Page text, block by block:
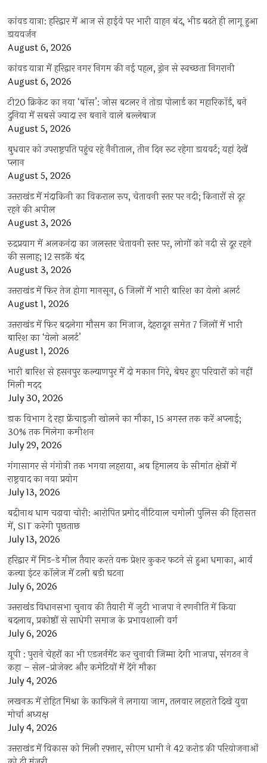
कांवड़ यात्रा: हरिद्वार में आज से हाईवे पर भारी वाहन बंद, भीड़ बढ़ते ही लागू हुआ
डायवर्जन
August 6, 2026
कांवड़ यात्रा में हरिद्वार नगर निगम की नई पहल, ड्रोन से स्वच्छता निगरानी
August 6, 2026
टी20 क्रिकेट का नया ‘बॉस’: जोस बटलर ने तोड़ा पोलार्ड का महारिकॉर्ड, बने
दुनिया में सबसे ज्यादा रन बनाने वाले बल्लेबाज
August 5, 2026
बुधवार को उपराष्ट्रपति पहुंच रहे नैनीताल, तीन दिन रूट रहेगा डायवर्ट; यहां देखें
प्‍लान
August 5, 2026
उत्तराखंड में मंदाकिनी का विकराल रूप, चेतावनी स्तर पर नदी; किनारों से दूर
रहने की अपील
August 3, 2026
रुद्रप्रयाग में अलकनंदा का जलस्तर चेतावनी स्तर पर, लोगों को नदी से दूर रहने
की सलाह; 12 सड़कें बंद
August 3, 2026
उत्तराखंड में फिर तेज होगा मानसून, 6 जिलों में भारी बारिश का येलो अलर्ट
August 1, 2026
उत्तराखंड में फिर बदलेगा मौसम का मिजाज, देहरादून समेत 7 जिलों में भारी
बारिश का ‘येलो अलर्ट’
August 1, 2026
भारी बारिश से हसनपुर कल्याणपुर में दो मकान गिरे, बेघर हुए परिवारों को नहीं
मिली मदद
July 30, 2026
डाक विभाग दे रहा फ्रेंचाइजी खोलने का मौका, 15 अगस्त तक करें अप्लाई;
30% तक मिलेगा कमीशन
July 29, 2026
गंगासागर से गंगोत्री तक भगवा लहराया, अब हिमालय के सीमांत क्षेत्रों में
राष्ट्रवाद का नया प्रयोग
July 13, 2026
बद्रीनाथ धाम चढ़ावा चोरी: आरोपित प्रमोद नौटियाल चमोली पुलिस की हिरासत
में, SIT करेगी पूछताछ
July 13, 2026
हरिद्वार में मिड-डे मील तैयार करते वक्त प्रेशर कुकर फटने से हुआ धमाका, आर्य
कन्या इंटर कॉलेज में टली बड़ी घटना
July 6, 2026
उत्तराखंंड विधानसभा चुनाव की तैयारी में जुटी भाजपा ने रणनीति में किया
बदलाव, प्रकोष्ठों से साधेगी समाज के प्रभावशाली वर्ग
July 6, 2026
यूपी : पुराने चेहरों का भी एडजर्नमेंट कर चुनावी जिम्मा देगी भाजपा, संगठन ने
कहा – सेल-प्रोजेक्ट और कमेटियों में देंगे मौका
July 4, 2026
लखनऊ में रोहित मिश्रा के काफिले ने लगाया जाम, तलवार लहराते दिखे युवा
मोर्चा अध्यक्ष
July 4, 2026
उत्तराखंड में विकास को मिली रफ्तार, सीएम धामी ने 42 करोड़ की परियोजनाओं